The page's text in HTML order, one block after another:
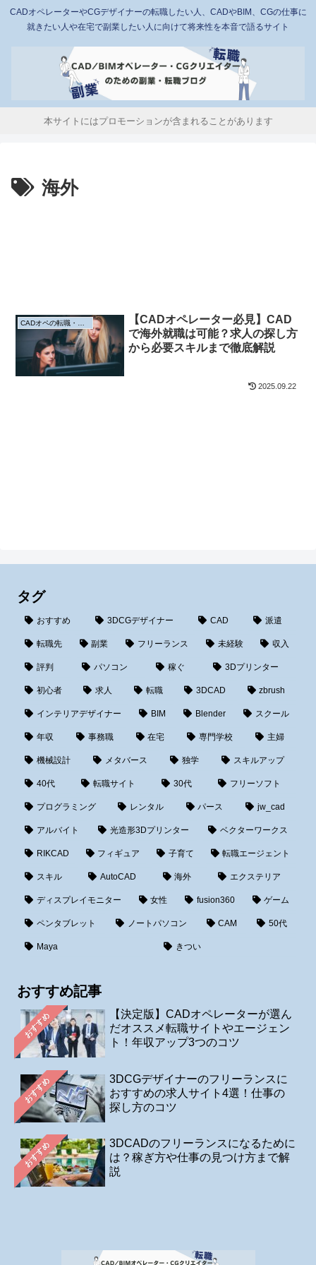
CADオペレーターやCGデザイナーの転職したい人、CADやBIM、CGの仕事に
就きたい人や在宅で副業したい人に向けて将来性を本音で語るサイト
本サイトにはプロモーションが含まれることがあります
海外
【CADオペレーター必見】CAD
で海外就職は可能？求人の探し方
から必要スキルまで徹底解説
2025.09.22
タグ
おすすめ 3DCGデザイナー CAD 派遣
転職先 副業 フリーランス 未経験 収入
評判 パソコン 稼ぐ 3Dプリンター
初心者 求人 転職 3DCAD zbrush
インテリアデザイナー BIM Blender スクール
年収 事務職 在宅 専門学校 主婦
機械設計 メタバース 独学 スキルアップ
40代 転職サイト 30代 フリーソフト
プログラミング レンタル パース jw_cad
アルバイト 光造形3Dプリンター ベクターワークス
RIKCAD フィギュア 子育て 転職エージェント
スキル AutoCAD 海外 エクステリア
ディスプレイモニター 女性 fusion360 ゲーム
ペンタブレット ノートパソコン CAM 50代
Maya きつい
おすすめ記事
おすすめ
【決定版】CADオペレーターが選ん
だオススメ転職サイトやエージェン
ト！年収アップ3つのコツ
おすすめ
3DCGデザイナーのフリーランスに
おすすめの求人サイト4選！仕事の
探し方のコツ
おすすめ
3DCADのフリーランスになるために
は？稼ぎ方や仕事の見つけ方まで解
説